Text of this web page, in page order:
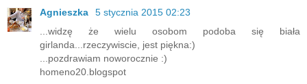
Agnieszka
5 stycznia 2015 02:23
...widzę że wielu osobom podoba się biała
girlanda...rzeczywiscie, jest piękna:)
...pozdrawiam noworocznie :)
homeno20.blogspot